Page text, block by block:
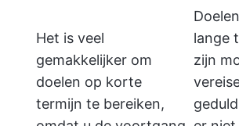
Het is veel
gemakkelijker om
doelen op korte
termijn te bereiken,
lange
zijn